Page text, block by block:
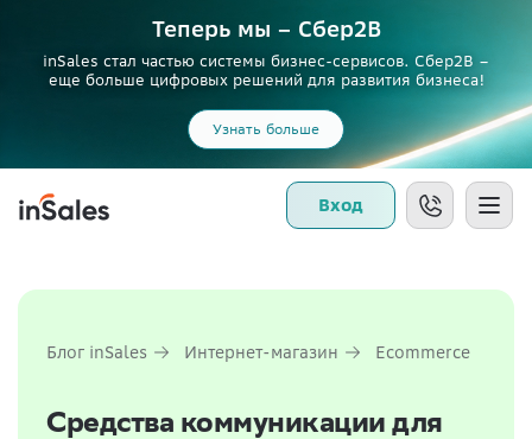
Теперь мы – Сбер2B
inSales стал частью системы бизнес-сервисов. Сбер2В –
еще больше цифровых решений для развития бизнеса!
Узнать больше
Вход
Блог inSales Интернет-магазин Ecommerce
Средства коммуникации для